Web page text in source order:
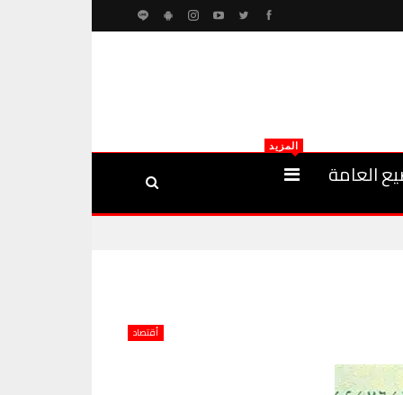
العامة
المزيد
أقتصاد